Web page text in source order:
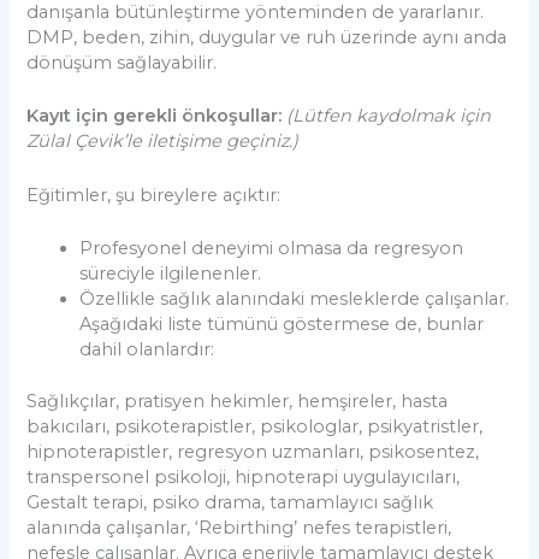
danışanla bütünleştirme yönteminden de yararlanır.
DMP, beden, zihin, duygular ve ruh üzerinde aynı anda
dönüşüm sağlayabilir.
Kayıt için gerekli önkoşullar: (Lütfen kaydolmak için
Zülal Çevik’le iletişime geçiniz.)
Eğitimler, şu bireylere açıktır:
Profesyonel deneyimi olmasa da regresyon
süreciyle ilgilenenler.
Özellikle sağlık alanındaki mesleklerde çalışanlar.
Aşağıdaki liste tümünü göstermese de, bunlar
dahil olanlardır:
Sağlıkçılar, pratisyen hekimler, hemşireler, hasta
bakıcıları, psikoterapistler, psikologlar, psikyatristler,
hipnoterapistler, regresyon uzmanları, psikosentez,
transpersonel psikoloji, hipnoterapi uygulayıcıları,
Gestalt terapi, psiko drama, tamamlayıcı sağlık
alanında çalışanlar, ‘Rebirthing’ nefes terapistleri,
nefesle çalışanlar. Ayrıca enerjiyle tamamlayıcı destek